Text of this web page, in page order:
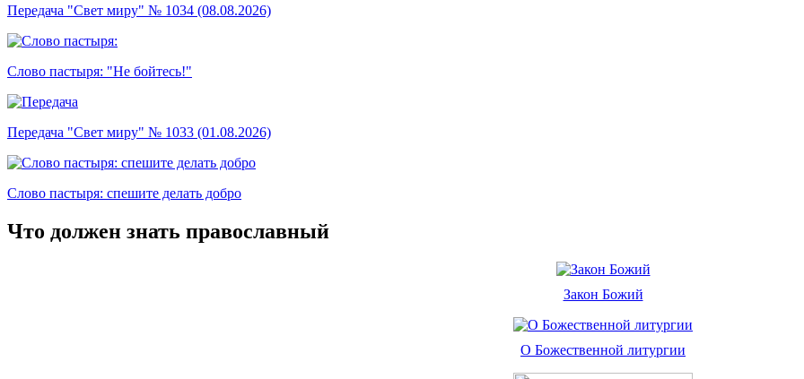
Передача "Свет миру" № 1034 (08.08.2026)
Слово пастыря: "Не бойтесь!"
Передача "Свет миру" № 1033 (01.08.2026)
Слово пастыря: спешите делать добро
Что должен знать православный
Закон Божий
О Божественной литургии